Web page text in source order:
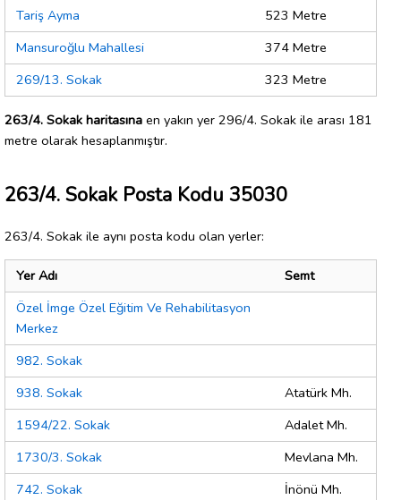
Tariş Ayma
523 Metre
Mansuroğlu Mahallesi
374 Metre
269/13. Sokak
323 Metre
263/4. Sokak haritasına en yakın yer 296/4. Sokak ile arası 181
metre olarak hesaplanmıştır.
263/4. Sokak Posta Kodu 35030
263/4. Sokak ile aynı posta kodu olan yerler:
Yer Adı
Semt
Özel İmge Özel Eğitim Ve Rehabilitasyon
Merkez
982. Sokak
938. Sokak
Atatürk Mh.
1594/22. Sokak
Adalet Mh.
1730/3. Sokak
Mevlana Mh.
742. Sokak
İnönü Mh.